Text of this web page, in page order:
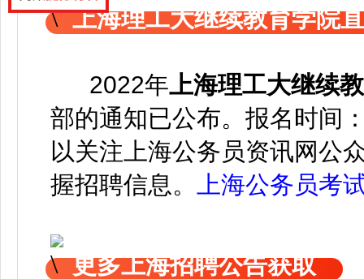
上海理工大继续教育学院
2022年上海理工大继续
部的通知已公布。报名时间
以关注上海公务员资讯网公
握招聘信息。
上海公务员考
更多上海招聘公告获取